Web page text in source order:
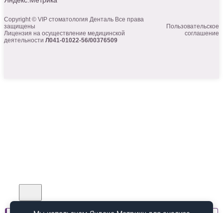
Copyright © VIP стоматология Денталь Все права
защищены
Лицензия на осуществление медицинской
деятельности Л041-01022-56/00376509
Пользовательское
соглашение